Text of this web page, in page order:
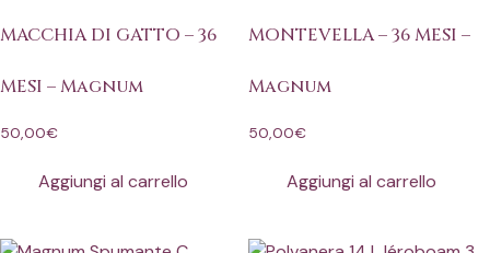
MACCHIA DI GATTO – 36
MESI – Magnum
50,00€
Aggiungi al carrello
MONTEVELLA – 36 MESI –
Magnum
50,00€
Aggiungi al carrello